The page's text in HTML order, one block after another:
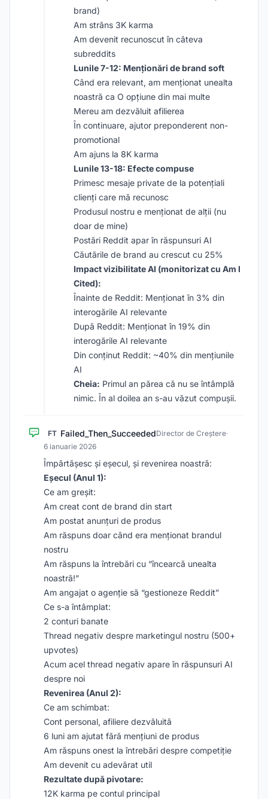
brand)
Am strâns 3K karma
Am devenit recunoscut în câteva
subreddits
Lunile 7-12: Menționări de brand soft
Când era relevant, am menționat unealta
noastră ca O opțiune din mai multe
Mereu am dezvăluit afilierea
În continuare, ajutor preponderent non-
promotional
Am ajuns la 8K karma
Lunile 13-18: Efecte compuse
Primesc mesaje private de la potențiali
clienți care mă recunosc
Produsul nostru e menționat de alții (nu
doar de mine)
Postări Reddit apar în răspunsuri AI
Căutările de brand au crescut cu 25%
Impact vizibilitate AI (monitorizat cu Am I
Cited):
Înainte de Reddit: Menționat în 3% din
interogările AI relevante
După Reddit: Menționat în 19% din
interogările AI relevante
Din conținut Reddit: ~40% din mențiunile
AI
Cheia: Primul an părea că nu se întâmplă
nimic. În al doilea an s-au văzut compușii.
FT Failed_Then_SucceededDirector de Creștere·
6 ianuarie 2026
Împărtășesc și eșecul, și revenirea noastră:
Eșecul (Anul 1):
Ce am greșit:
Am creat cont de brand din start
Am postat anunțuri de produs
Am răspuns doar când era menționat brandul
nostru
Am răspuns la întrebări cu “încearcă unealta
noastră!”
Am angajat o agenție să “gestioneze Reddit”
Ce s-a întâmplat:
2 conturi banate
Thread negativ despre marketingul nostru (500+
upvotes)
Acum acel thread negativ apare în răspunsuri AI
despre noi
Revenirea (Anul 2):
Ce am schimbat:
Cont personal, afiliere dezvăluită
6 luni am ajutat fără mențiuni de produs
Am răspuns onest la întrebări despre competiție
Am devenit cu adevărat util
Rezultate după pivotare:
12K karma pe contul principal